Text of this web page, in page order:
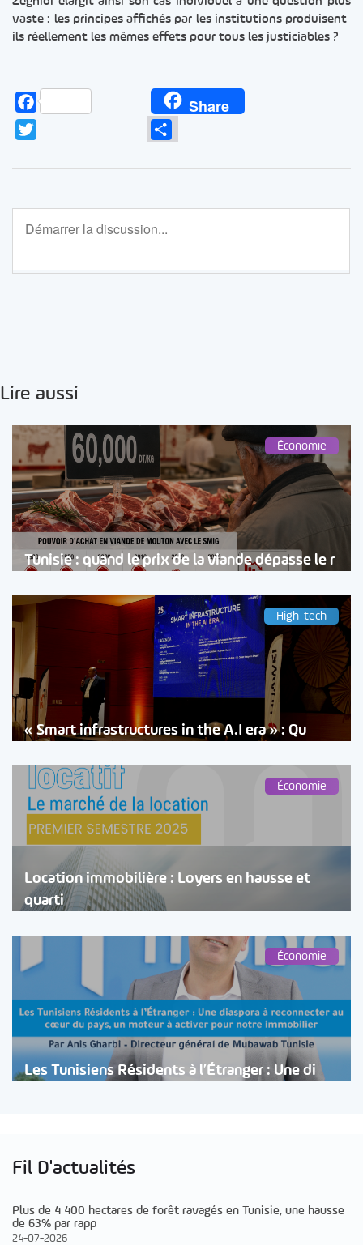
vaste : les principes affichés par les institutions produisent-
ils réellement les mêmes effets pour tous les justiciables ?
Facebook Share
Lire aussi
Économie
Tunisie : quand le prix de la viande dépasse le r
High-tech
« Smart infrastructures in the A.I era » : Qu
Économie
Location immobilière : Loyers en hausse et
quarti
Économie
Les Tunisiens Résidents à l’Étranger : Une di
Fil D'actualités
Plus de 4 400 hectares de forêt ravagés en Tunisie, une hausse
de 63% par rapp
24-07-2026